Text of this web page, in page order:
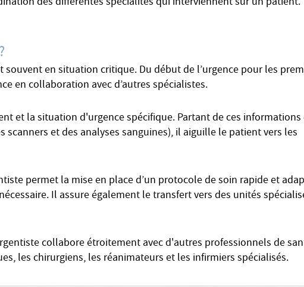
en situation critique. Du début de l’urgence pour les
en collaboration avec d’autres spécialistes.
et la situation d'urgence spécifique. Partant de ces informations
scanners et des analyses sanguines), il aiguille le patient vers les
permet la mise en place d’un protocole de soin rapide et
Il assure également le transfert vers des unités
collabore étroitement avec d'autres professionnels de
les chirurgiens, les réanimateurs et les infirmiers spécialisés.